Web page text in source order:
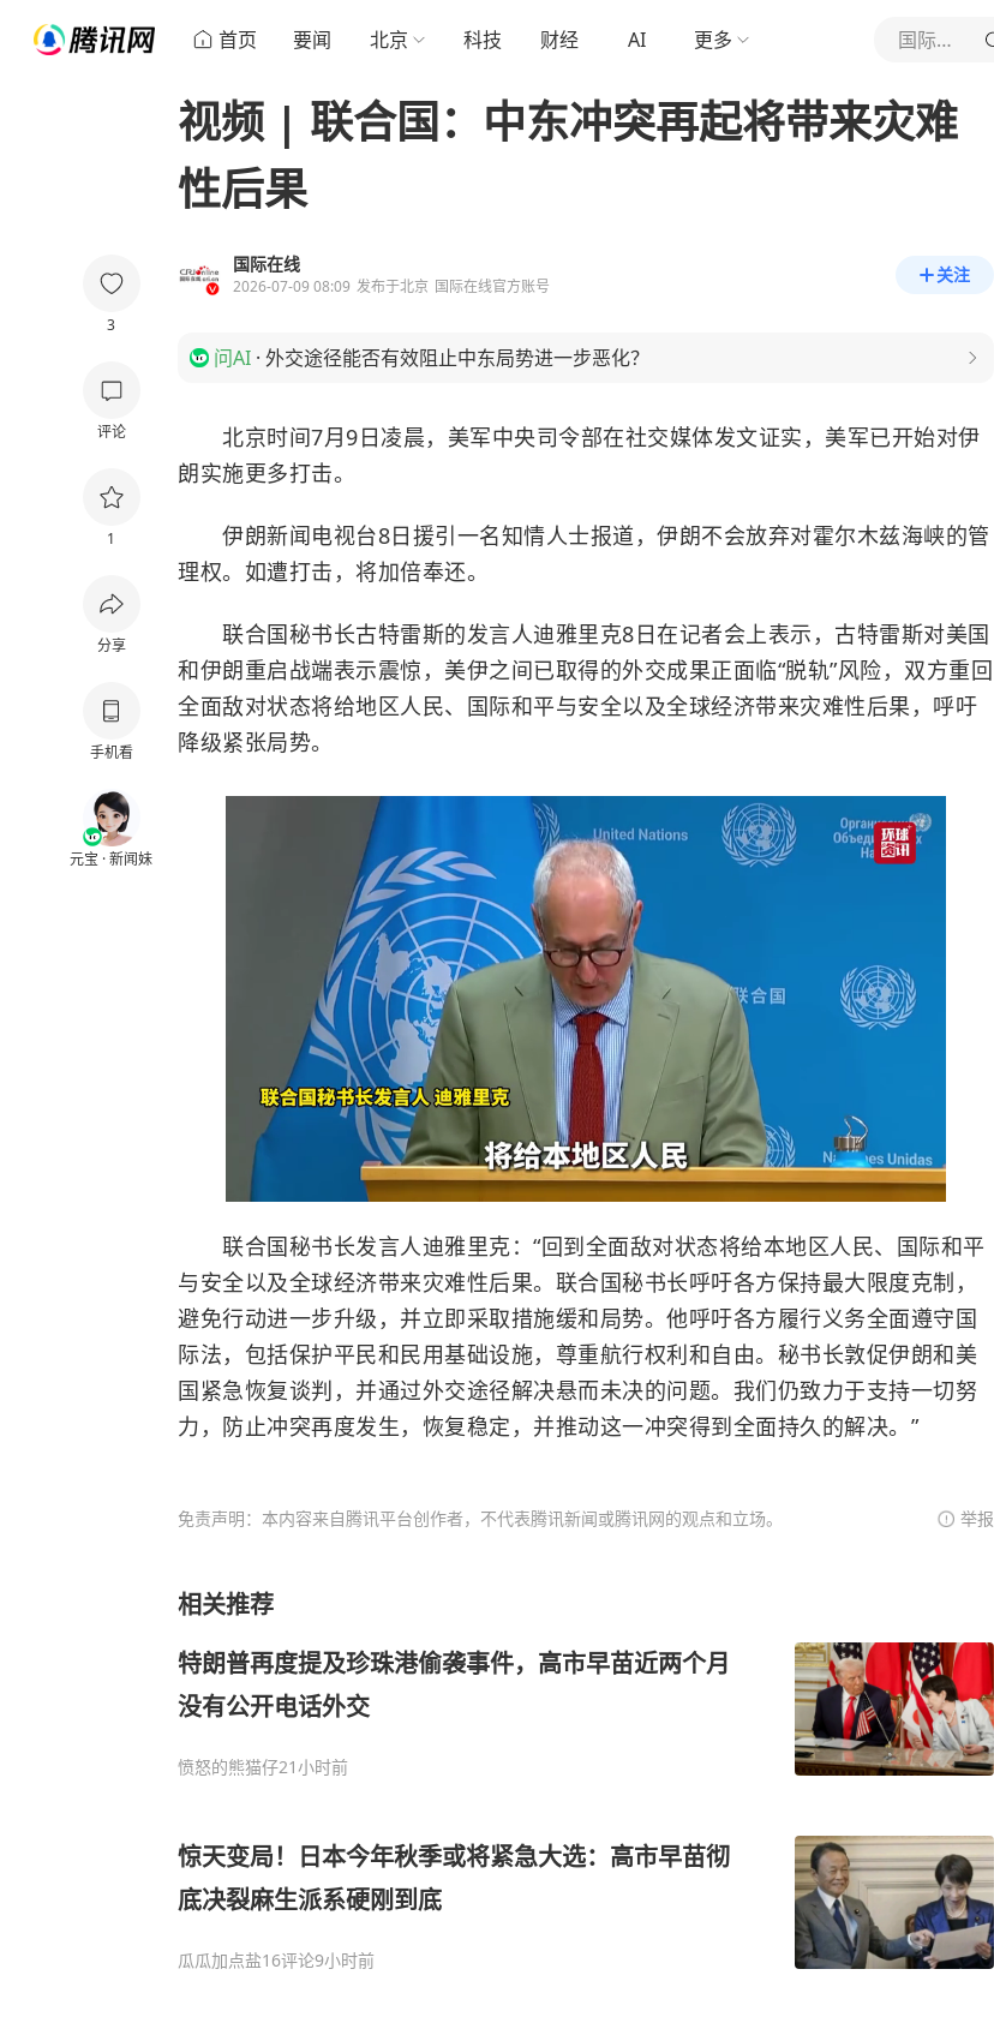
首页 要闻 北京 科技 财经 AI 更多 国际在线
3
评论
1
分享
手机看
元宝 · 新闻妹
视频 | 联合国：中东冲突再起将带来灾难
性后果
国际在线
2026-07-09 08:09 发布于北京 国际在线官方账号
关注
问AI · 外交途径能否有效阻止中东局势进一步恶化？
北京时间7月9日凌晨，美军中央司令部在社交媒体发文证实，美军已开始对伊
朗实施更多打击。
伊朗新闻电视台8日援引一名知情人士报道，伊朗不会放弃对霍尔木兹海峡的管
理权。如遭打击，将加倍奉还。
联合国秘书长古特雷斯的发言人迪雅里克8日在记者会上表示，古特雷斯对美国
和伊朗重启战端表示震惊，美伊之间已取得的外交成果正面临“脱轨”风险，双方重回
全面敌对状态将给地区人民、国际和平与安全以及全球经济带来灾难性后果，呼吁
降级紧张局势。
联合国秘书长发言人迪雅里克：“回到全面敌对状态将给本地区人民、国际和平
与安全以及全球经济带来灾难性后果。联合国秘书长呼吁各方保持最大限度克制，
避免行动进一步升级，并立即采取措施缓和局势。他呼吁各方履行义务全面遵守国
际法，包括保护平民和民用基础设施，尊重航行权利和自由。秘书长敦促伊朗和美
国紧急恢复谈判，并通过外交途径解决悬而未决的问题。我们仍致力于支持一切努
力，防止冲突再度发生，恢复稳定，并推动这一冲突得到全面持久的解决。”
免责声明：本内容来自腾讯平台创作者，不代表腾讯新闻或腾讯网的观点和立场。 举报
相关推荐
特朗普再度提及珍珠港偷袭事件，高市早苗近两个月
没有公开电话外交
愤怒的熊猫仔21小时前
惊天变局！日本今年秋季或将紧急大选：高市早苗彻
底决裂麻生派系硬刚到底
瓜瓜加点盐16评论9小时前